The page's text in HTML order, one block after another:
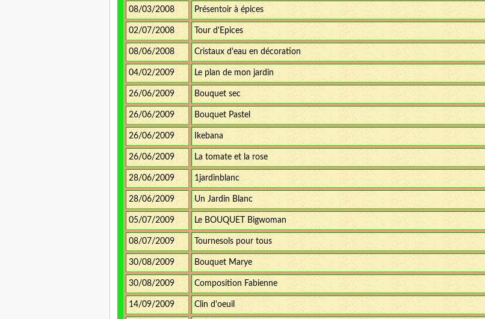
08/03/2008 Présentoir à épices
02/07/2008 Tour d'Epices
08/06/2008 Cristaux d'eau en décoration
04/02/2009 Le plan de mon jardin
26/06/2009 Bouquet sec
26/06/2009 Bouquet Pastel
26/06/2009 Ikebana
26/06/2009 La tomate et la rose
28/06/2009 1jardinblanc
28/06/2009 Un Jardin Blanc
05/07/2009 Le BOUQUET Bigwoman
08/07/2009 Tournesols pour tous
30/08/2009 Bouquet Marye
30/08/2009 Composition Fabienne
14/09/2009 Clin d'oeuil